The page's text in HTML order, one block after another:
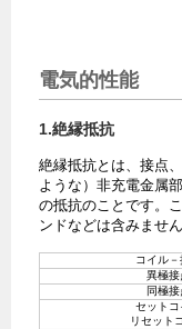
電気的性能
1.絶縁抵抗
絶縁抵抗とは、接点
ような）非充電金属
の抵抗のことです。
ンドなどは含みません
コイル－
異極接
同極接
セットコ
リセット